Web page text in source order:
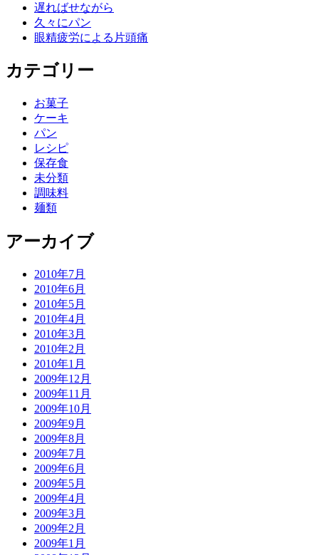
遅ればせながら
久々にパン
眼精疲労による片頭痛
カテゴリー
お菓子
ケーキ
パン
レシピ
保存食
未分類
調味料
麺類
アーカイブ
2010年7月
2010年6月
2010年5月
2010年4月
2010年3月
2010年2月
2010年1月
2009年12月
2009年11月
2009年10月
2009年9月
2009年8月
2009年7月
2009年6月
2009年5月
2009年4月
2009年3月
2009年2月
2009年1月